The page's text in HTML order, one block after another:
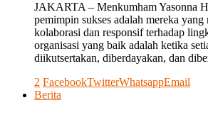
JAKARTA – Menkumham Yasonna
pemimpin sukses adalah mereka yang
kolaborasi dan responsif terhadap
organisasi yang baik adalah ketika
diikutsertakan, diberdayakan, dan
2 FacebookTwitterWhatsappEmail
Berita